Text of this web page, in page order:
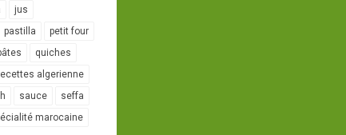
jus
pastilla
petit four
quiches
algerienne
sauce
seffa
marocaine